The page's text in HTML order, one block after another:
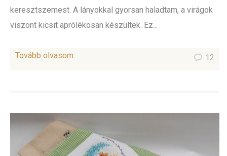
keresztszemest. A lányokkal gyorsan haladtam, a virágok
viszont kicsit aprólékosan készültek. Ez...
Tovább olvasom 12